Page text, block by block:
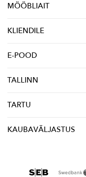
MÖÖBLIAIT
KLIENDILE
E-POOD
TALLINN
TARTU
KAUBAVÄLJASTUS